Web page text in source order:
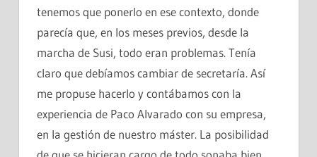
tenemos que ponerlo en ese contexto, donde
parecía que, en los meses previos, desde la
marcha de Susi, todo eran problemas. Tenía
claro que debíamos cambiar de secretaría. Así
me propuse hacerlo y contábamos con la
experiencia de Paco Alvarado con su empresa,
en la gestión de nuestro máster. La posibilidad